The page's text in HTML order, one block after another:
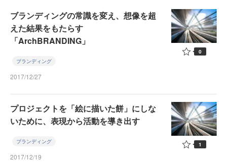
ブランディングの常識を変え、想像を超
えた結果をもたらす
「ArchBRANDING」
ブランディング
2017/12/27
0
プロジェクトを「絵に描いた餅」にしな
いために、表現から活動を導き出す
ブランディング
2017/12/19
1